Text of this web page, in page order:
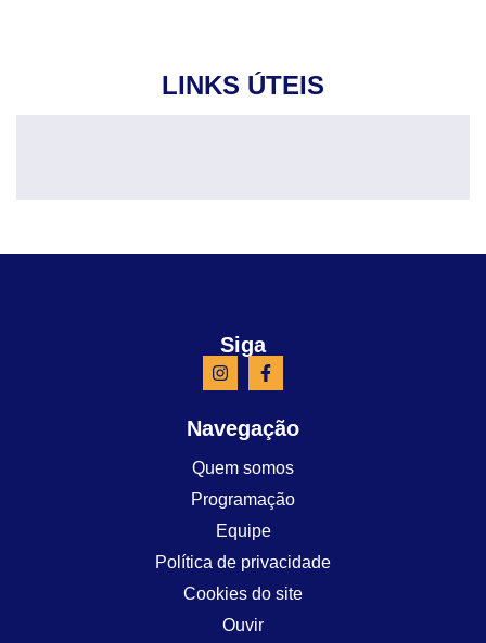
LINKS ÚTEIS
Siga
Navegação
Quem somos
Programação
Equipe
Política de privacidade
Cookies do site
Ouvir